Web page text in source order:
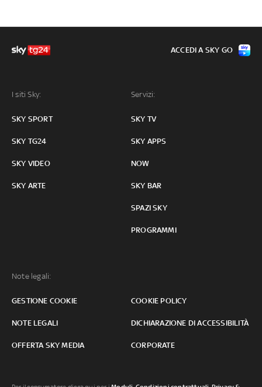
I siti Sky:
SKY SPORT
SKY TG24
SKY VIDEO
SKY ARTE
Servizi:
SKY TV
SKY APPS
NOW
SKY BAR
SPAZI SKY
PROGRAMMI
Note legali:
GESTIONE COOKIE COOKIE POLICY
NOTE LEGALI DICHIARAZIONE DI ACCESSIBILITÀ
OFFERTA SKY MEDIA CORPORATE
ACCEDI A SKY GO